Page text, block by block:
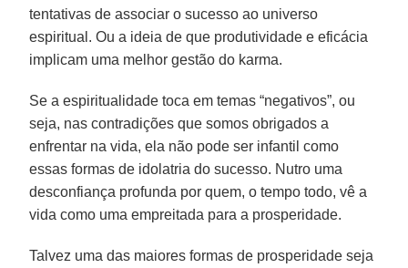
tentativas de associar o sucesso ao universo
espiritual. Ou a ideia de que produtividade e eficácia
implicam uma melhor gestão do karma.
Se a espiritualidade toca em temas “negativos”, ou
seja, nas contradições que somos obrigados a
enfrentar na vida, ela não pode ser infantil como
essas formas de idolatria do sucesso. Nutro uma
desconfiança profunda por quem, o tempo todo, vê a
vida como uma empreitada para a prosperidade.
Talvez uma das maiores formas de prosperidade seja